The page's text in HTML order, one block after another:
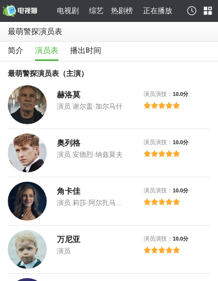
电视剧 综艺 热剧榜 正在播放
最萌警探演员表
简介 演员表 播出时间
最萌警探演员表（主演）
赫洛莫
演员 谢尔盖·加尔马什
演员演技：10.0分
奥列格
演员 安德烈·纳兹莫夫
演员演技：10.0分
角卡佳 演员演技：10.0分
万尼亚
演员
演员演技：10.0分